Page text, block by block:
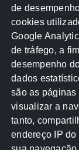
Acontece na
Atricon
CREA-MT
MPF
Receita
TCE-MT
de
cookies
Google
de tráfego, a
desempenho
dados
são as páginas
visualizar a
tanto,
endereço IP